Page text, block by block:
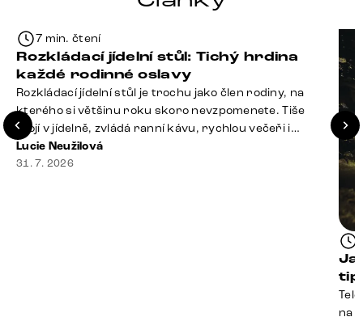
7 min. čtení
Rozkládací jídelní stůl: Tichý hrdina
každé rodinné oslavy
Rozkládací jídelní stůl je trochu jako člen rodiny, na
kterého si většinu roku skoro nevzpomenete. Tiše
stojí v jídelně, zvládá ranní kávu, rychlou večeři i
hromadu dopisů, které je potřeba „někdy vyřídit“. Pak
ale přijdou Vánoce, narozeniny nebo zpráva: „Stavíme
Lucie Neužilová
31. 7. 2026
na